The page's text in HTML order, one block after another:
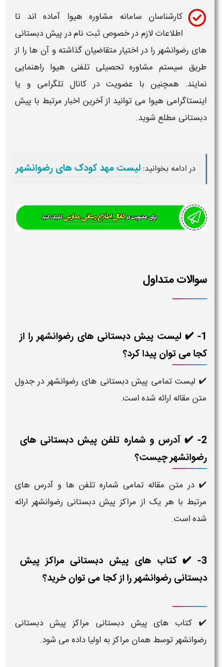
سامانه مشاورههیواآماده اند تا
لازم در خصوص ثبت نام در پیش دبستانی
را در اختیار متقاضیان گذاشته و آن ها را از
مشاوره تحصیلی تلفنیهیواراهنمایی
همچنین با عضویت در کانال تلگرامی و یا
هیوامی توانید از آخرین اخبار مرتبط باپیش
مطلع شوید.
بخوانید:لیست مهد کودک های رضوانشهر
متداول
پیش دبستانی های رضوانشهر را از
توان پیدا کرد؟
پیش دبستانی های رضوانشهر در جدول
ارائه شده است.
و شماره تلفن پیش دبستانی های
چیست؟
مقاله تمامی شماره تلفن ها و آدرس های
هر یک از مراکز پیش دبستانی رضوانشهر ارائه
های پیش دبستانی مراکز پیش
رضوانشهر را از کجا می توان خرید؟
های پیش دبستانی مراکز پیش دبستانی
توسط همان مراکز به اولیا داده می شود.